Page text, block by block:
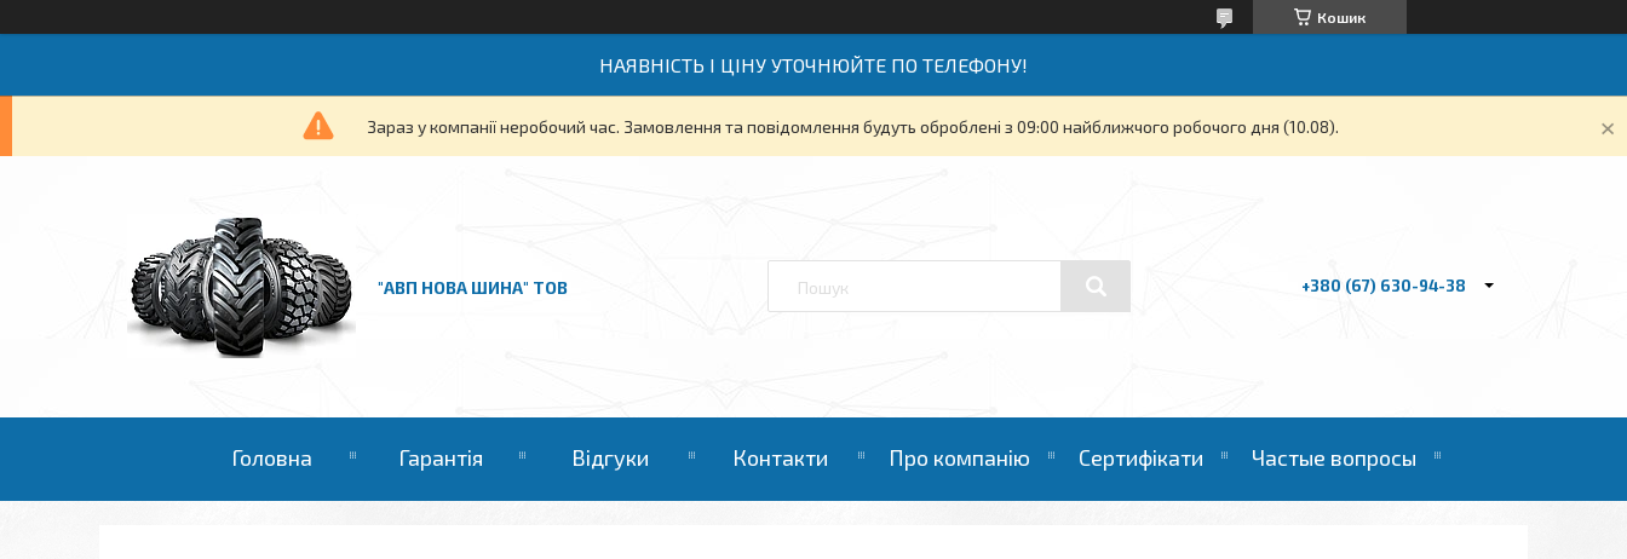
Кошик
НАЯВНІСТЬ І ЦІНУ УТОЧНЮЙТЕ ПО ТЕЛЕФОНУ!
Зараз у компанії неробочий час. Замовлення та повідомлення будуть оброблені з 09:00 найближчого робочого дня (10.08).
"АВП НОВА ШИНА" ТОВ +380 (67) 630-94-38
Головна Гарантія Відгуки Контакти Про компанію Сертифікати Частые вопросы